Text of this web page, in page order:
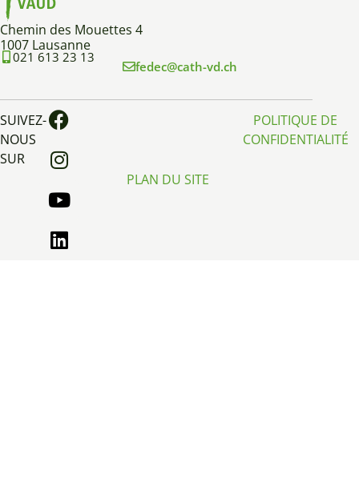
Chemin des Mouettes 4
1007 Lausanne
021 613 23 13
fedec@cath-vd.ch
SUIVEZ-
NOUS
SUR
PLAN DU SITE
POLITIQUE DE
CONFIDENTIALITÉ